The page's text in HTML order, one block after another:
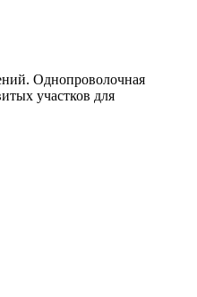
Однопроволочная
участков для